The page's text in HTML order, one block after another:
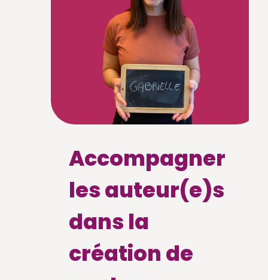
Accompagner
les auteur(e)s
dans la
création de